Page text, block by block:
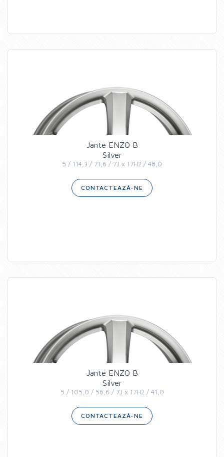
Jante ENZO B
Silver
5 / 114,3 / 71,6 / 7J x 17H2 / 48,0
CONTACTEAZĂ-NE
Jante ENZO B
Silver
5 / 105,0 / 56,6 / 7J x 17H2 / 41,0
CONTACTEAZĂ-NE